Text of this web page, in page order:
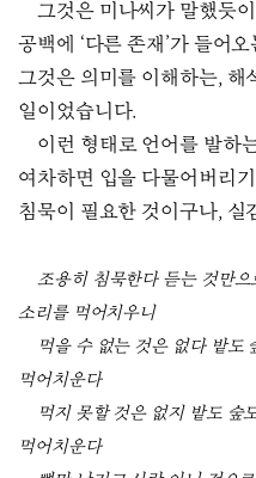
그것은 미나씨가 말했듯
공백에 ‘다른 존재’가 들어
그것은 의미를 이해하는, 해
일이었습니다.
이런 형태로 언어를 발하
여차하면 입을 다물어버리
침묵이 필요한 것이구나, 실
조용히 침묵한다 듣는 것만
소리를 먹어치우니
먹을 수 없는 것은 없다 밭도
먹어치운다
먹지 못할 것은 없지 밭도 숲
먹어치운다